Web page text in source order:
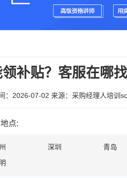
补贴？客服在哪
：2026-07-02 来源： 采购经理人培训
点:
深圳 青岛